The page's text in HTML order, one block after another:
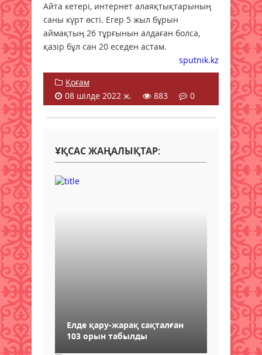
Айта кетері, интернет алаяқтықтарының
саны күрт өсті. Егер 5 жыл бұрын
аймақтың 26 тұрғынын алдаған болса,
қазір бұл сан 20 еседен астам.
sputnik.kz
Қоғам
08 шілде 2022 ж.
883 0
ҰҚСАС ЖАҢАЛЫҚТАР:
Елде қару-жарақ сақталған
103 орын табылды